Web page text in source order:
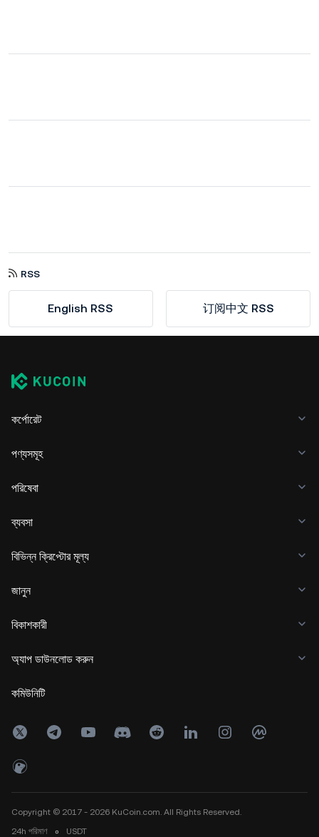
RSS
English RSS 订阅中文 RSS
কর্পোরেট
পণ্যসমূহ
পরিষেবা
ব্যবসা
বিভিন্ন ক্রিপ্টোর মূল্য
জানুন
বিকাশকারী
অ্যাপ ডাউনলোড করুন
কমিউনিটি
Copyright © 2017 - 2026 KuCoin.com. All Rights Reserved.
24h পরিমাণ ০ USDT